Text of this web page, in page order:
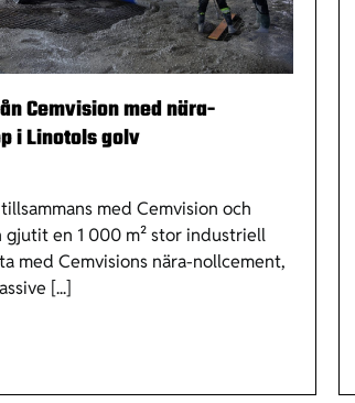
Cemvision med nära-
i Linotols golv
med Cemvision och
gjutit en 1 000 m² stor industriell
med Cemvisions nära-nollcement,
[...]